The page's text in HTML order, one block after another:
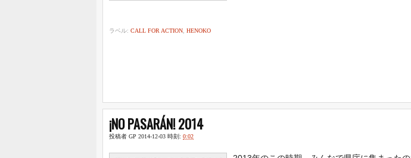
ラベル: CALL FOR ACTION HENOKO
¡NO PASARÁN! 2014
投稿者 GP 2014-12-03 時刻: 0:02